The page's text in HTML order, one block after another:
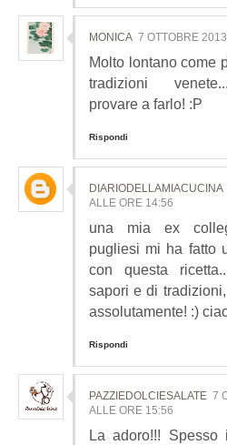
MONICA 7 OTTOBRE
Molto lontano come
tradizioni
provare a farlo! :P
Rispondi
DIARIODELLAMIACUCINA
ALLE ORE 14:56
una mia ex
pugliesi mi ha fatto
con questa
sapori e di
assolutamente! :)
Rispondi
PAZZIEDOLCIESALATE 7
ALLE ORE 15:56
La adoro!!!